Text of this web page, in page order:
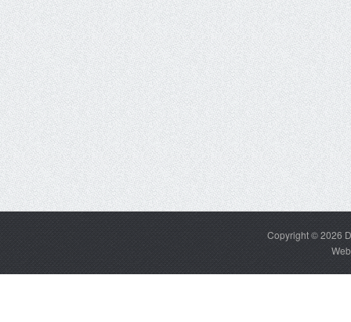
Copyright © 2026